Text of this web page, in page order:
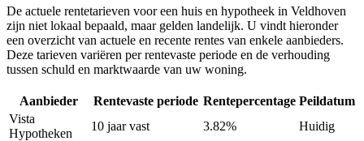
De actuele rentetarieven voor een huis en hypotheek in Veldhoven
zijn niet lokaal bepaald, maar gelden landelijk. U vindt hieronder
een overzicht van actuele en recente rentes van enkele aanbieders.
Deze tarieven variëren per rentevaste periode en de verhouding
tussen schuld en marktwaarde van uw woning.
Aanbieder Rentevaste periode Rentepercentage Peildatum
Vista
Hypotheken
10 jaar vast 3.82%
Huidig